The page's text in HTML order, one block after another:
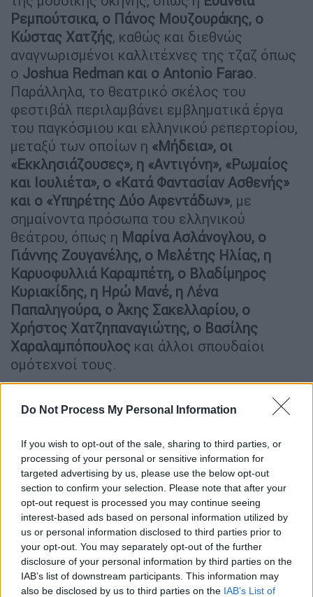
Do Not Process My Personal Information
If you wish to opt-out of the sale, sharing to third parties, or
processing of your personal or sensitive information for
targeted advertising by us, please use the below opt-out
section to confirm your selection. Please note that after your
opt-out request is processed you may continue seeing
interest-based ads based on personal information utilized by
us or personal information disclosed to third parties prior to
your opt-out. You may separately opt-out of the further
disclosure of your personal information by third parties on the
IAB’s list of downstream participants. This information may
also be disclosed by us to third parties on the IAB’s List of
Ρεμπούτσικα, ο Πάνος Μουζουράκης, ο
Κώστας Χατζής, καθώς και διεθνώς
αναγνωρισμένοι καλλιτέχνες της τζαζ όπως
ο Joshua Redman και ο Antonio Farao.
Παράλληλα, το θεατρικό σκέλος του
φεστιβάλ περιλαμβάνει εμβληματικά έργα
του παγκόσμιου και ελληνικού ρεπερτορίου,
μεταξύ των οποίων η «Μήδεια», οι
«Εκκλησιάζουσες», η «Αντιγόνη», «Ρωμαίος
και Ιουλιέτα», ο «Κατά Φαντασίαν Ασθενής»
και ο «Υπηρέτης Δύο Αφεντάδων», με
σημαίνοντα πρόσωπα του ελληνικού
θεάτρου, όπως η Μαρίνα Ασλάνογλου, ο
Γιάννης Ζουγανέλης, ο Μελέτης Ηλίας, η
Καρυοφυλλιά Καραμπέτη, ο Βλαδίμηρος
Κυριακίδης, η Ηρώ Μανέ, η Λένα
Παπαληγούρα, ο Άκης Σακελλαρίου, ο
Χρήστος Χατζηπαναγιώτης, ο Βασίλης
Χαραλαμπόπουλος και άλλοι σπουδαίοι
ομότεχνοί τους.
πρόγραμμα του «Φεστιβάλ Ολυμπίων»
Ιδιαίτερη θέση στο πρόγραμμα του
«Φεστιβάλ Ολυμπίων» κατέχουν οι
αθλητικές και φιλαθλητικές εκδηλώσεις
καθώς και οι μουσικές δράσεις που θα
πραγματοποιηθούν από τις 11 έως τις 19
Ιουλίου.
ΑΘΛΗΤΙΚΕΣ ΔΡΑΣΤΗΡΙΟΤΗΤΕΣ